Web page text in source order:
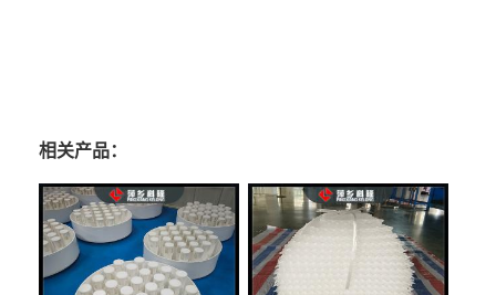
相关产品：